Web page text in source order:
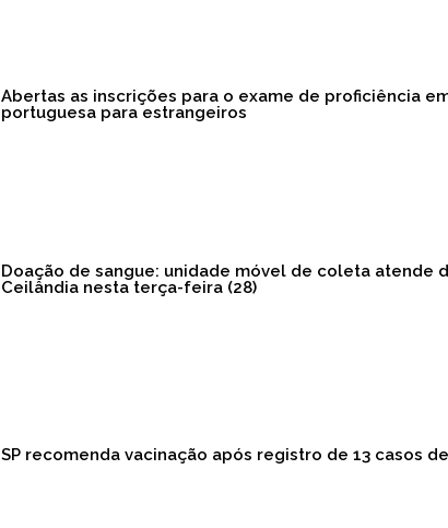
Abertas as inscrições para o exame de proficiência
portuguesa para estrangeiros
Doação de sangue: unidade móvel de coleta atende
Ceilândia nesta terça-feira (28)
SP recomenda vacinação após registro de 13 casos